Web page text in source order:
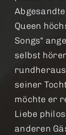
Queen
Songs“
selbst
seiner
möchte er
Liebe
anderen